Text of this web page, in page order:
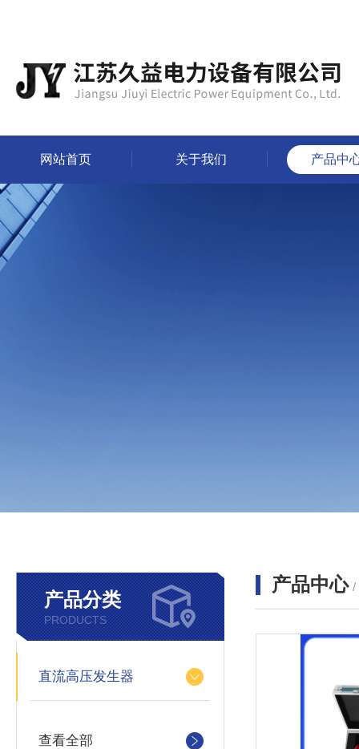
网站首页 关于我们 产品中
产品分类
PRODUCTS
直流高压发生器
查看全部
产品中心 /